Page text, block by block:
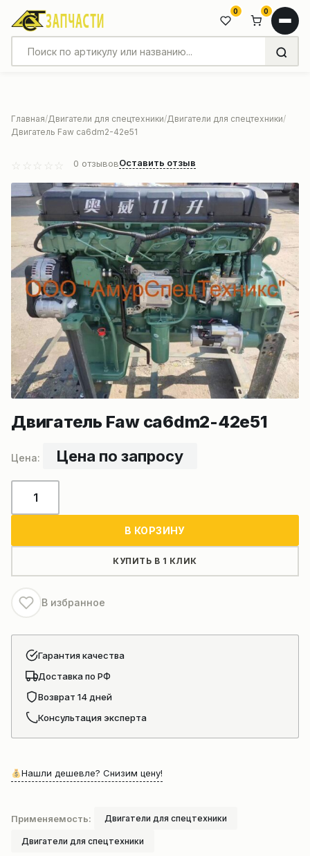
0 0
Главная Двигатели для спецтехники Двигатели для спецтехники
Двигатель Faw ca6dm2-42e51
0 отзывовОставить отзыв
Двигатель Faw ca6dm2-42e51
Цена по запросу
товара
42e51
В КОРЗИНУ
КУПИТЬ В 1 КЛИК
В избранное
Гарантия качества
Доставка по РФ
Возврат 14 дней
Консультация эксперта
Нашли дешевле? Снизим цену!
Применяемость: Двигатели для спецтехники
Двигатели для спецтехники